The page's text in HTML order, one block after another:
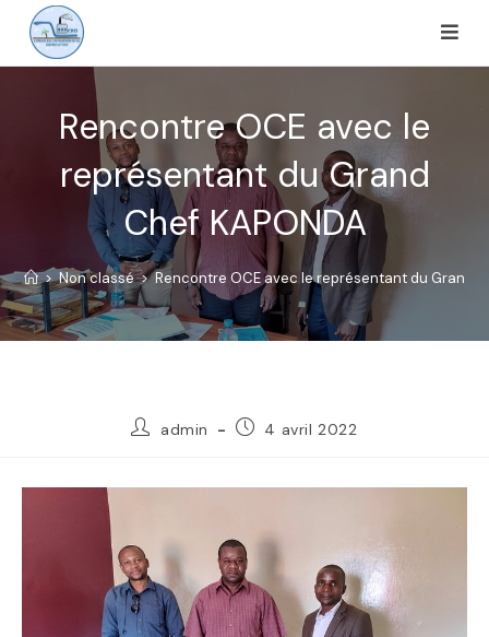
Rencontre OCE avec le
représentant du Grand
Chef KAPONDA
> Non classé > Rencontre OCE avec le représentant du Grand
admin 4 avril 2022